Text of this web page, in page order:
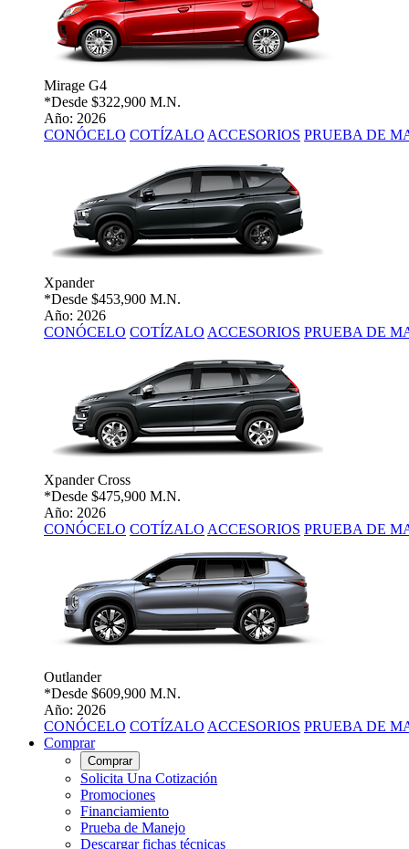
Mirage G4
*Desde $322,900 M.N.
Año: 2026
CONÓCELO COTÍZALO ACCESORIOS PRUEBA DE
Xpander
*Desde $453,900 M.N.
Año: 2026
CONÓCELO COTÍZALO ACCESORIOS PRUEBA DE
Xpander Cross
*Desde $475,900 M.N.
Año: 2026
CONÓCELO COTÍZALO ACCESORIOS PRUEBA DE
Outlander
*Desde $609,900 M.N.
Año: 2026
CONÓCELO COTÍZALO ACCESORIOS PRUEBA DE
Comprar
Comprar
Solicita Una Cotización
Promociones
Financiamiento
Prueba de Manejo
Descargar fichas técnicas